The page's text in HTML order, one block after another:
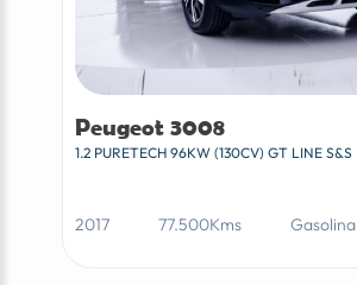
Peugeot 3008
1.2 PURETECH 96KW (130CV) GT LINE S&S
2017 77.500Kms Gasolina